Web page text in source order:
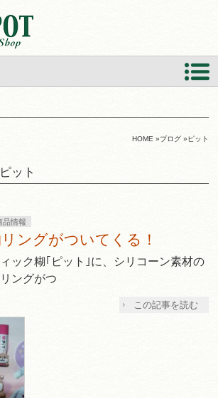
HOME »ブログ»ピット
ット
品情報
ングがついてくる！
ック糊｢ピット｣に、シリコーン素材の
ングがつ
この記事を読む